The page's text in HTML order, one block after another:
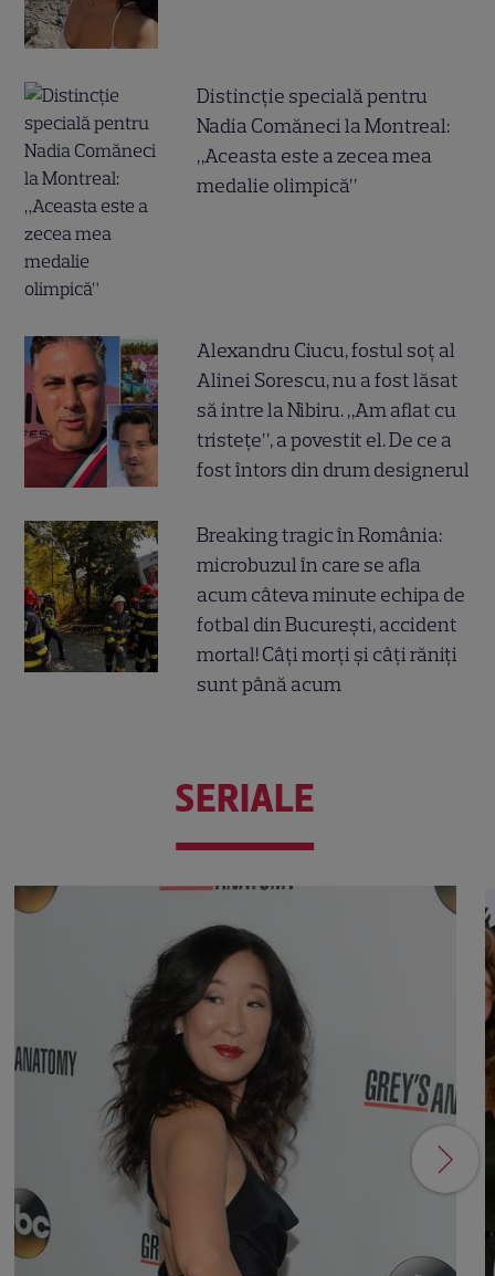
Distincție specială pentru
Nadia Comăneci la Montreal:
„Aceasta este a zecea mea
medalie olimpică”
Alexandru Ciucu, fostul soț al
Alinei Sorescu, nu a fost lăsat
să intre la Nibiru. „Am aflat cu
tristețe”, a povestit el. De ce a
fost întors din drum designerul
Breaking tragic în România:
microbuzul în care se afla
acum câteva minute echipa de
fotbal din București, accident
mortal! Câți morți și câți răniți
sunt până acum
SERIALE